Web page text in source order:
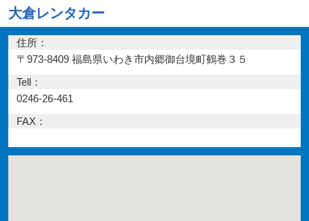
大倉レンタカー
住所：
〒973-8409 福島県いわき市内郷御台境町鶴巻３５
Tell：
0246-26-461
FAX：